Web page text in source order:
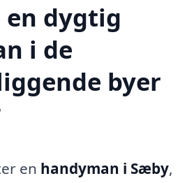
en dygtig
i de
byer
en handyman i Sæby,